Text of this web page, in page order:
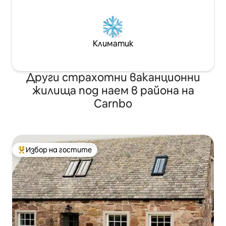
Климатик
Други страхотни ваканционни
жилища под наем в района на
Carnbo
Най-популярен избор на гостите
Избор на гостите